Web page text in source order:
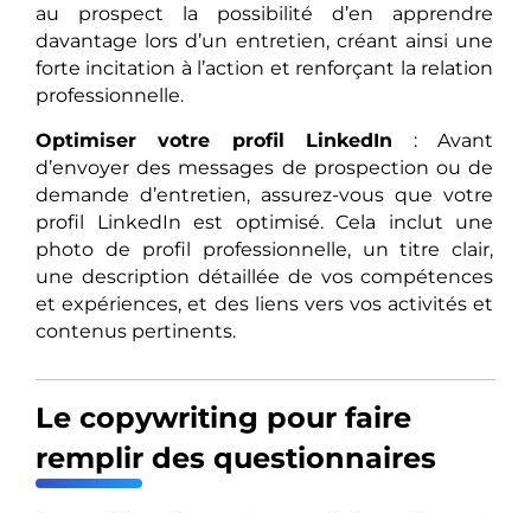
au prospect la possibilité d’en apprendre
davantage lors d’un entretien, créant ainsi une
forte incitation à l’action et renforçant la relation
professionnelle.
Optimiser votre profil LinkedIn : Avant
d’envoyer des messages de prospection ou de
demande d’entretien, assurez-vous que votre
profil LinkedIn est optimisé. Cela inclut une
photo de profil professionnelle, un titre clair,
une description détaillée de vos compétences
et expériences, et des liens vers vos activités et
contenus pertinents.
Le copywriting pour faire
remplir des questionnaires